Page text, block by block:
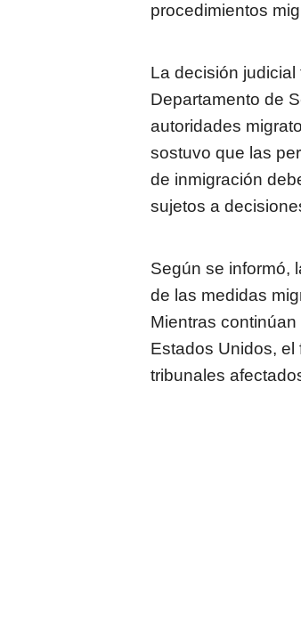
procedimientos
La decisión
Departamento de
autoridades
sostuvo que las
de inmigración
sujetos a
Según se informó,
de las medidas
Mientras
Estados Unidos,
tribunales